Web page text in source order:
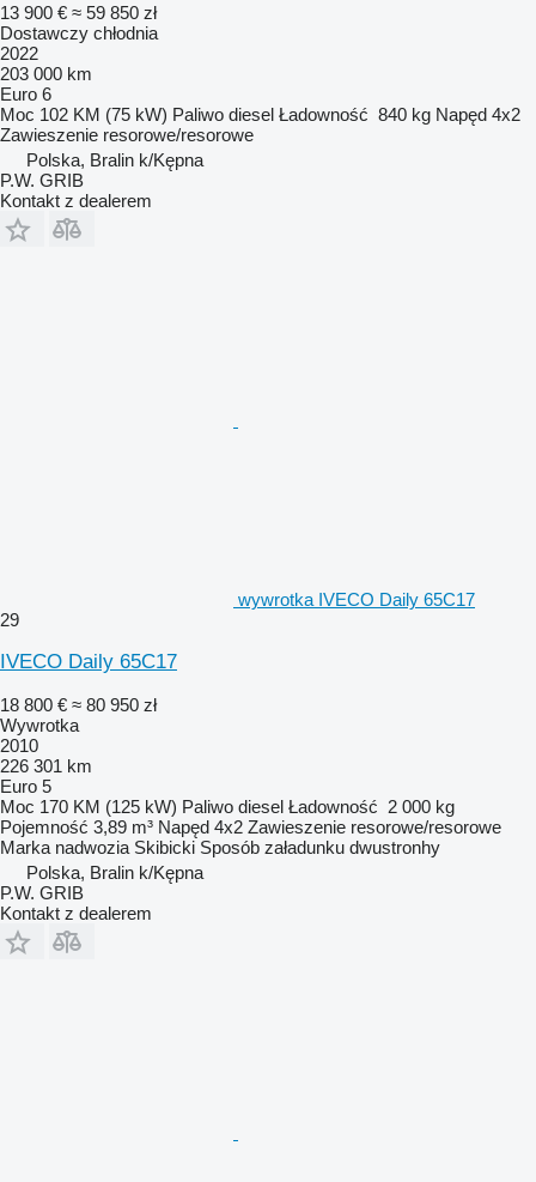
13 900 € ≈ 59 850 zł
Dostawczy chłodnia
2022
203 000 km
Euro 6
Moc 102 KM (75 kW) Paliwo diesel Ładowność 840 kg Napęd 4x2
Zawieszenie resorowe/resorowe
Polska, Bralin k/Kępna
P.W. GRIB
Kontakt z dealerem
wywrotka IVECO Daily 65C17
29
IVECO Daily 65C17
18 800 € ≈ 80 950 zł
Wywrotka
2010
226 301 km
Euro 5
Moc 170 KM (125 kW) Paliwo diesel Ładowność 2 000 kg
Pojemność 3,89 m³ Napęd 4x2 Zawieszenie resorowe/resorowe
Marka nadwozia Skibicki Sposób załadunku dwustronhy
Polska, Bralin k/Kępna
P.W. GRIB
Kontakt z dealerem